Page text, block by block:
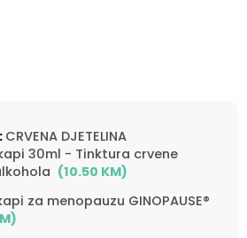
CRVENA DJETELINA
30ml - Tinktura crvene
(10.50 KM)
za menopauzu GINOPAUSE®
)